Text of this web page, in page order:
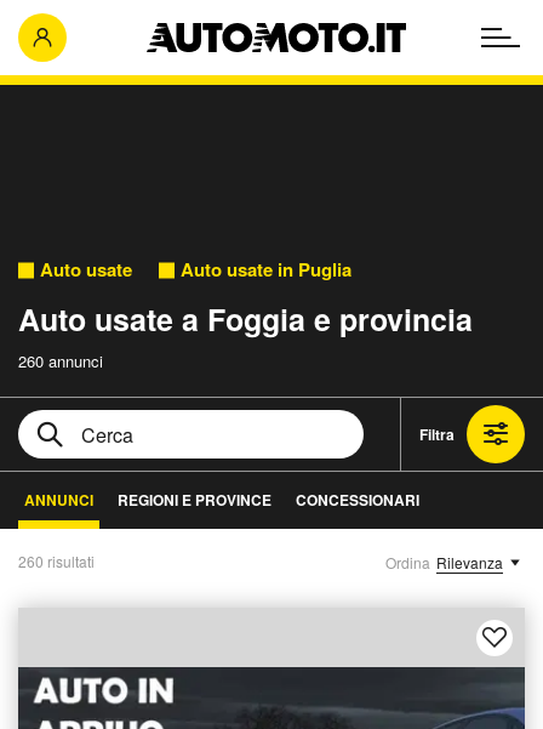
Auto usate Auto usate in Puglia
Auto usate a Foggia e provincia
260 annunci
Filtra
ANNUNCI REGIONI E PROVINCE CONCESSIONARI
260 risultati Ordina Rilevanza